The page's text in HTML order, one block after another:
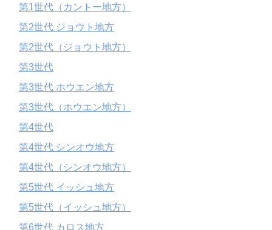
第1世代（カントー地方）
第2世代 ジョウト地方
第2世代（ジョウト地方）
第3世代
第3世代 ホウエン地方
第3世代（ホウエン地方）
第4世代
第4世代 シンオウ地方
第4世代（シンオウ地方）
第5世代 イッシュ地方
第5世代（イッシュ地方）
第6世代 カロス地方